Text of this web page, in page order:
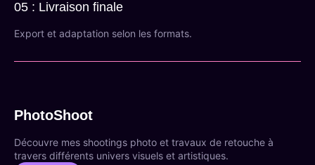
05 : Livraison finale
Export et adaptation selon les formats.
PhotoShoot
Découvre mes shootings photo et travaux de retouche à
travers différents univers visuels et artistiques.